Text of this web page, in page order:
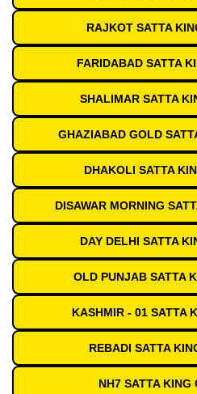
RAJKOT SATTA
FARIDABAD SATTA
SHALIMAR SATTA
GHAZIABAD GOLD
DHAKOLI SATTA
DISAWAR MORNING
DAY DELHI SATTA
OLD PUNJAB SATTA
KASHMIR - 01 SATTA
REBADI SATTA
NH7 SATTA KING